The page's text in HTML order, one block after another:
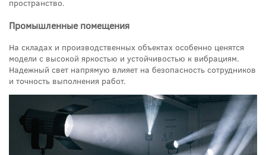
пространство.
Промышленные помещения
На складах и производственных объектах особенно ценятся
модели с высокой яркостью и устойчивостью к вибрациям.
Надежный свет напрямую влияет на безопасность сотрудников
и точность выполнения работ.